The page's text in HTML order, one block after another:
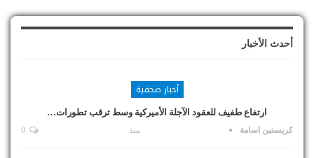
أحدث الأخبار
أخبار صحفية
ارتفاع طفيف للعقود الآجلة الأميركية وسط ترقب تطورات…
كريستين اسامة منذ